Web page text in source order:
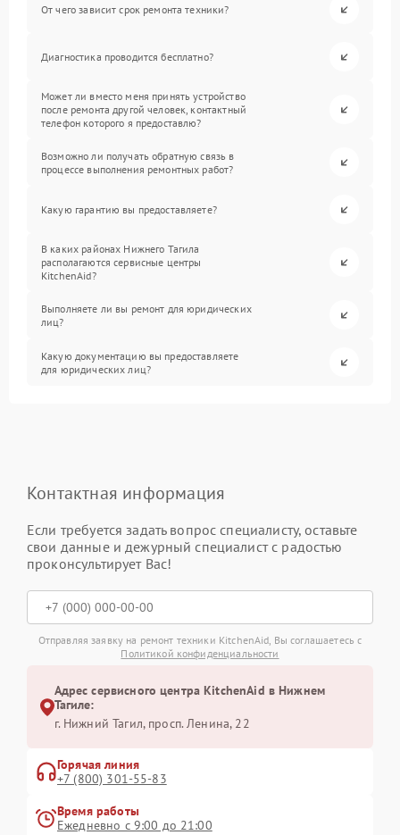
От чего зависит срок ремонта техники?
Диагностика проводится бесплатно?
Может ли вместо меня принять устройство
после ремонта другой человек, контактный
телефон которого я предоставлю?
Возможно ли получать обратную связь в
процессе выполнения ремонтных работ?
Какую гарантию вы предоставляете?
В каких районах Нижнего Тагила
располагаются сервисные центры
KitchenAid?
Выполняете ли вы ремонт для юридических
лиц?
Какую документацию вы предоставляете
для юридических лиц?
Контактная информация
Если требуется задать вопрос специалисту, оставьте
свои данные и дежурный специалист с радостью
проконсультирует Вас!
Отправляя заявку на ремонт техники KitchenAid, Вы соглашаетесь с
Политикой конфиденциальности
Адрес сервисного центра KitchenAid в Нижнем
Тагиле:
г. Нижний Тагил, просп. Ленина, 22
Горячая линия
+7 (800) 301-55-83
Время работы
Ежедневно с 9:00 до 21:00